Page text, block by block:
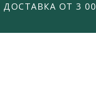
ДОСТАВКА ОТ 3